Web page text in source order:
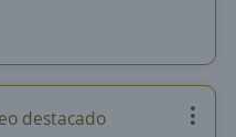
destacado